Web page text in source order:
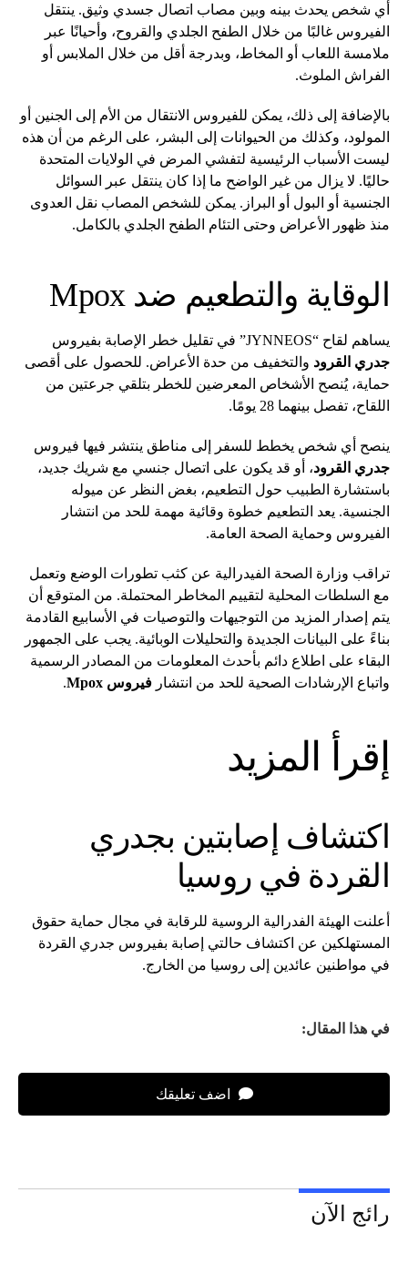
أي شخص يحدث بينه وبين مصاب اتصال جسدي وثيق. ينتقل
الفيروس غالبًا من خلال الطفح الجلدي والقروح، وأحيانًا عبر
ملامسة اللعاب أو المخاط، وبدرجة أقل من خلال الملابس أو
الفراش الملوث.
بالإضافة إلى ذلك، يمكن للفيروس الانتقال من الأم إلى الجنين أو
المولود، وكذلك من الحيوانات إلى البشر، على الرغم من أن هذه
ليست الأسباب الرئيسية لتفشي المرض في الولايات المتحدة
حاليًا. لا يزال من غير الواضح ما إذا كان ينتقل عبر السوائل
الجنسية أو البول أو البراز. يمكن للشخص المصاب نقل العدوى
منذ ظهور الأعراض وحتى التئام الطفح الجلدي بالكامل.
الوقاية والتطعيم ضد Mpox
يساهم لقاح “JYNNEOS” في تقليل خطر الإصابة بفيروس
جدري القرود والتخفيف من حدة الأعراض. للحصول على أقصى
حماية، يُنصح الأشخاص المعرضين للخطر بتلقي جرعتين من
اللقاح، تفصل بينهما 28 يومًا.
ينصح أي شخص يخطط للسفر إلى مناطق ينتشر فيها فيروس
جدري القرود، أو قد يكون على اتصال جنسي مع شريك جديد،
باستشارة الطبيب حول التطعيم، بغض النظر عن ميوله
الجنسية. يعد التطعيم خطوة وقائية مهمة للحد من انتشار
الفيروس وحماية الصحة العامة.
تراقب وزارة الصحة الفيدرالية عن كثب تطورات الوضع وتعمل
مع السلطات المحلية لتقييم المخاطر المحتملة. من المتوقع أن
يتم إصدار المزيد من التوجيهات والتوصيات في الأسابيع القادمة
بناءً على البيانات الجديدة والتحليلات الوبائية. يجب على الجمهور
البقاء على اطلاع دائم بأحدث المعلومات من المصادر الرسمية
واتباع الإرشادات الصحية للحد من انتشار فيروس Mpox .
إقرأ المزيد
اكتشاف إصابتين بجدري
القردة في روسيا
أعلنت الهيئة الفدرالية الروسية للرقابة في مجال حماية حقوق
المستهلكين عن اكتشاف حالتي إصابة بفيروس جدري القردة
في مواطنين عائدين إلى روسيا من الخارج.
في هذا المقال:
اضف تعليقك
رائج الآن